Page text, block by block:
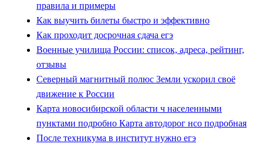
правила и примеры
Как выучить билеты быстро и эффективно
Как проходит досрочная сдача егэ
Военные училища России: список, адреса, рейтинг,
отзывы
Северный магнитный полюс Земли ускорил своё
движение к России
Карта новосибирской области ч населенными
пунктами подробно Карта автодорог нсо подробная
После техникума в институт нужно егэ